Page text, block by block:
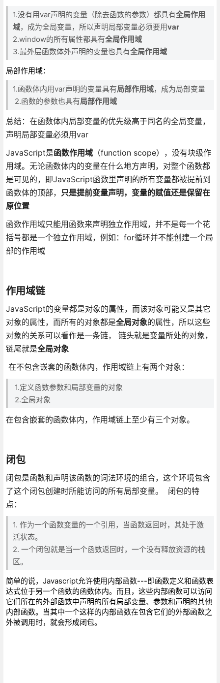
1.没有用var声明的变量（除去函数的参数）都具有全局作用
域，成为全局变量，所以声明局部变量必须要用var
2.window的所有属性都具有全局作用域
3.最外层函数体外声明的变量也具有全局作用域
局部作用域：
1.函数体内用var声明的变量具有局部作用域，成为局部变量
2.函数的参数也具有局部作用域
总结：在函数体内局部变量的优先级高于同名的全局变量，
声明局部变量必须用var
JavaScript是函数作用域（function scope），没有块级作
用域。无论函数体内的变量在什么地方声明，对整个函数都
是可见的，即JavaScript函数里声明的所有变量都被提前到
函数体的顶部， 只是提前变量声明， 变量的赋值还是保留在
原位置
函数作用域只能用函数来声明独立作用域，并不是每一个花
括号都是一个独立作用域，例如：for循环并不能创建一个局
部的作用域
作用域链
JavaScript的变量都是对象的属性，而该对象可能又是其它
对象的属性，而所有的对象都是全局对象的属性，所以这些
对象的关系可以看作是一条链， 链头就是变量所处的对象，
链尾就是全局对象
在不包含嵌套的函数体内，作用域链上有两个对象：
1.定义函数参数和局部变量的对象
2.全局对象
在包含嵌套的函数体内，作用域链上至少有三个对象。
闭包
闭包是函数和声明该函数的词法环境的组合，这个环境包含
了这个闭包创建时所能访问的所有局部变量。 闭包的特
点：
1. 作为一个函数变量的一个引用，当函数返回时，其处于激
活状态。
2. 一个闭包就是当一个函数返回时，一个没有释放资源的栈
区。
简单的说，Javascript允许使用内部函数---即函数定义和函数表
达式位于另一个函数的函数体内。而且，这些内部函数可以访问
它们所在的外部函数中声明的所有局部变量、参数和声明的其他
内部函数。当其中一个这样的内部函数在包含它们的外部函数之
外被调用时，就会形成闭包。